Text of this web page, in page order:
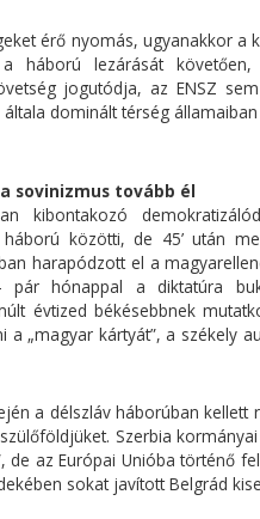
érő nyomás, ugyanakkor a
háború lezárását
jogutódja, az ENSZ
dominált térség
sovinizmus tovább él
kibontakozó
közötti, de 45’ után
harapódzott el a
pár hónappal a diktatúra
évtized békésebbnek
„magyar kártyát”, a székely
a délszláv háborúban
Szerbia
de az Európai Unióba történő
sokat javított Belgrád